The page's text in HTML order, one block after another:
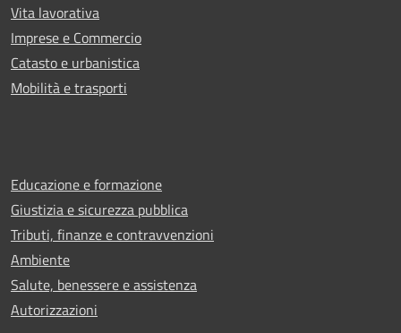
Vita lavorativa
Imprese e Commercio
Catasto e urbanistica
Mobilità e trasporti
Educazione e formazione
Giustizia e sicurezza pubblica
Tributi, finanze e contravvenzioni
Ambiente
Salute, benessere e assistenza
Autorizzazioni